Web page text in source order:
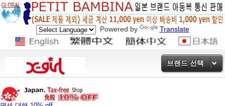
Powered by Translate
브랜드 선택